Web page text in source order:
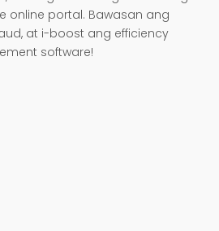
online portal. Bawasan ang
at i-boost ang efficiency
software!